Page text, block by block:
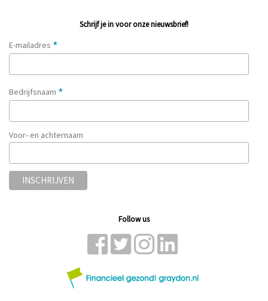
Schrijf je in voor onze nieuwsbrief!
E-mailadres *
Bedrijfsnaam *
Voor- en achternaam
Follow us